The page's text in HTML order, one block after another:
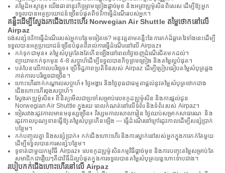
តម្លៃដ៏អស្ចារ្យ៖ យើងធានានូវកិច្ចព្រមព្រៀងផ្តាច់មុខ និងអត្រាប្រូម៉ូសិនពិសេស ដើម្បីឱ្យអ្នក
ទទួលបានអត្ថប្រយោជន៍ច្រើនបំផុតពីថវិកាធ្វើដំណើររបស់អ្នក។
គន្លឹះដើម្បីស្វែងរកជើងហោះហើរ Norwegian Air Shuttle តម្លៃថោកនៅលើ
Airpaz
ចង់សន្សំថវិកាធ្វើដំណើររបស់អ្នកបន្ថែមទៀតទេ? អនុវត្តតាមគន្លឹះនៃការកក់ដ៏ឆ្លាតវៃទាំងនេះដើម្បី
ទទួលបានអត្ថប្រយោជន៍ច្រើនបំផុតពីរាល់ការធ្វើដំណើរនៅលើ Airpaz៖
កក់ទុកជាមុន៖ តម្លៃសំបុត្រតែងតែកើនឡើងនៅពេលថ្ងៃចេញដំណើរជិតមកដល់។
ព្យាយាមកក់ទុកមុន 4-8 សប្តាហ៍ដើម្បីទទួលបានកិច្ចព្រមព្រៀង និងតម្លៃល្អបំផុត។
បត់បែនលើកាលបរិច្ឆេទ៖ ប្រើទិដ្ឋភាពប្រតិទិនរបស់ Airpaz ដើម្បីប្រៀបធៀបតម្លៃសំបុត្រឆ្លង
កាត់កាលបរិច្ឆេទជាច្រើន។
ហោះហើរពាក់កណ្តាលសប្តាហ៍៖ ថ្ងៃអង្គារ និងថ្ងៃពុធជាធម្មតាផ្តល់នូវតម្លៃសំបុត្រថោកជាង
ជើងហោះហើរចុងសប្តាហ៍។
ស្វែងរកប្រូម៉ូសិន៖ ពិនិត្យមើលជាប្រចាំសម្រាប់លេខកូដប្រូម៉ូសិន និងការផ្តល់ជូន
Norwegian Air Shuttle ក្នុងរយៈពេលកំណត់នៅលើទំព័រ និងទំព័រ របស់ Airpaz។
ចៀសវាងរដូវកាលមានមនុស្សច្រើន៖ វិស្សមកាលសាលារៀន ថ្ងៃឈប់សម្រាកសាធារណៈ និង
រដូវកាលបុណ្យទានធ្វើឱ្យតម្លៃសំបុត្រកើនឡើង — ធ្វើដំណើរនៅក្រៅរដូវកាលដើម្បីសន្សំប្រាក់
បន្ថែម។
កក់បញ្ចូលគ្នា និងសន្សំប្រាក់៖ កក់ជើងហោះហើរ និងការស្នាក់នៅរបស់អ្នកក្នុងការកក់តែមួយ
ដើម្បីទទួលបានការសន្សំបន្ថែម។
ទូទាត់ជាមួយកម្មវិធី Airpaz៖ លេខកូដប្រូម៉ូសិនកម្មវិធីផ្តាច់មុខ និងការបញ្ចុះតម្លៃសម្រាប់តែ
សមាជិកជារឿយៗគឺជាវិធីដ៏ល្អបំផុតក្នុងការទទួលបានតម្លៃសំបុត្រយន្តហោះទាបជាង។
របៀបកក់ជើងហោះហើរនៅលើ Airpaz